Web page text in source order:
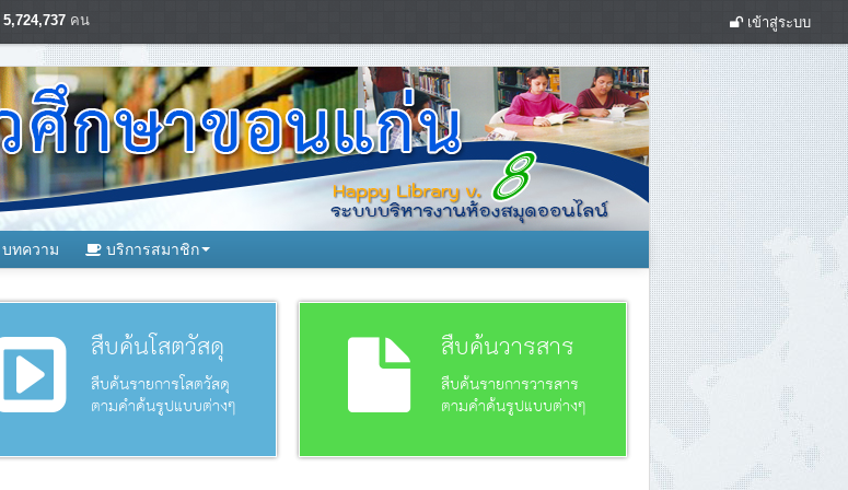
5,724,737 คน เข้าสู่ระบบ
บทความ บริการสมาชิก
สืบค้นโสตวัสดุ
สืบค้นรายการโสตวัสดุ
ตามคำค้นรูปแบบต่างๆ
สืบค้นวารสาร
สืบค้นรายการวารสาร
ตามคำค้นรูปแบบต่างๆ